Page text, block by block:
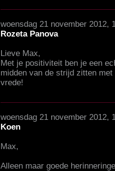
woensdag 21 november 2012,
Rozeta Panova
Lieve Max,
Met je positiviteit ben je een
midden van de strijd zitten
vrede!
woensdag 21 november 2012,
Koen
Max,
Alleen maar goede